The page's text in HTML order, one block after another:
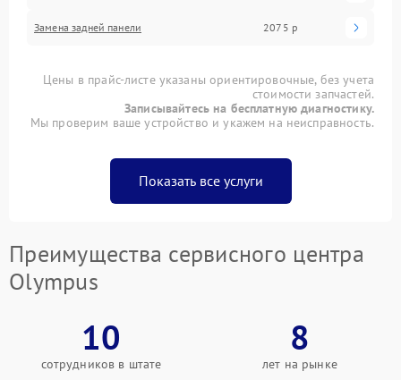
Замена задней панели 2075 р
Цены в прайс-листе указаны ориентировочные, без учета
стоимости запчастей.
Записывайтесь на бесплатную диагностику.
Мы проверим ваше устройство и укажем на неисправность.
Показать все услуги
Преимущества сервисного центра
Olympus
10
сотрудников в штате
8
лет на рынке